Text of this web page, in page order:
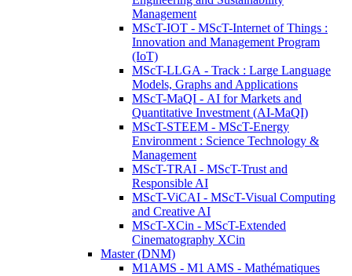
Management
MScT-IOT - MScT-Internet of Things :
Innovation and Management Program
(IoT)
MScT-LLGA - Track : Large Language
Models, Graphs and Applications
MScT-MaQI - AI for Markets and
Quantitative Investment (AI-MaQI)
MScT-STEEM - MScT-Energy
Environment : Science Technology &
Management
MScT-TRAI - MScT-Trust and
Responsible AI
MScT-ViCAI - MScT-Visual Computing
and Creative AI
MScT-XCin - MScT-Extended
Cinematography XCin
Master (DNM)
M1AMS - M1 AMS - Mathématiques